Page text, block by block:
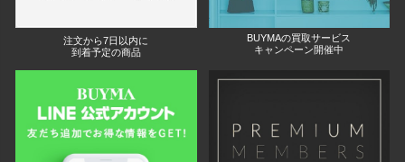
注文から7日以内に
到着予定の商品
BUYMAの買取サービス
キャンペーン開催中